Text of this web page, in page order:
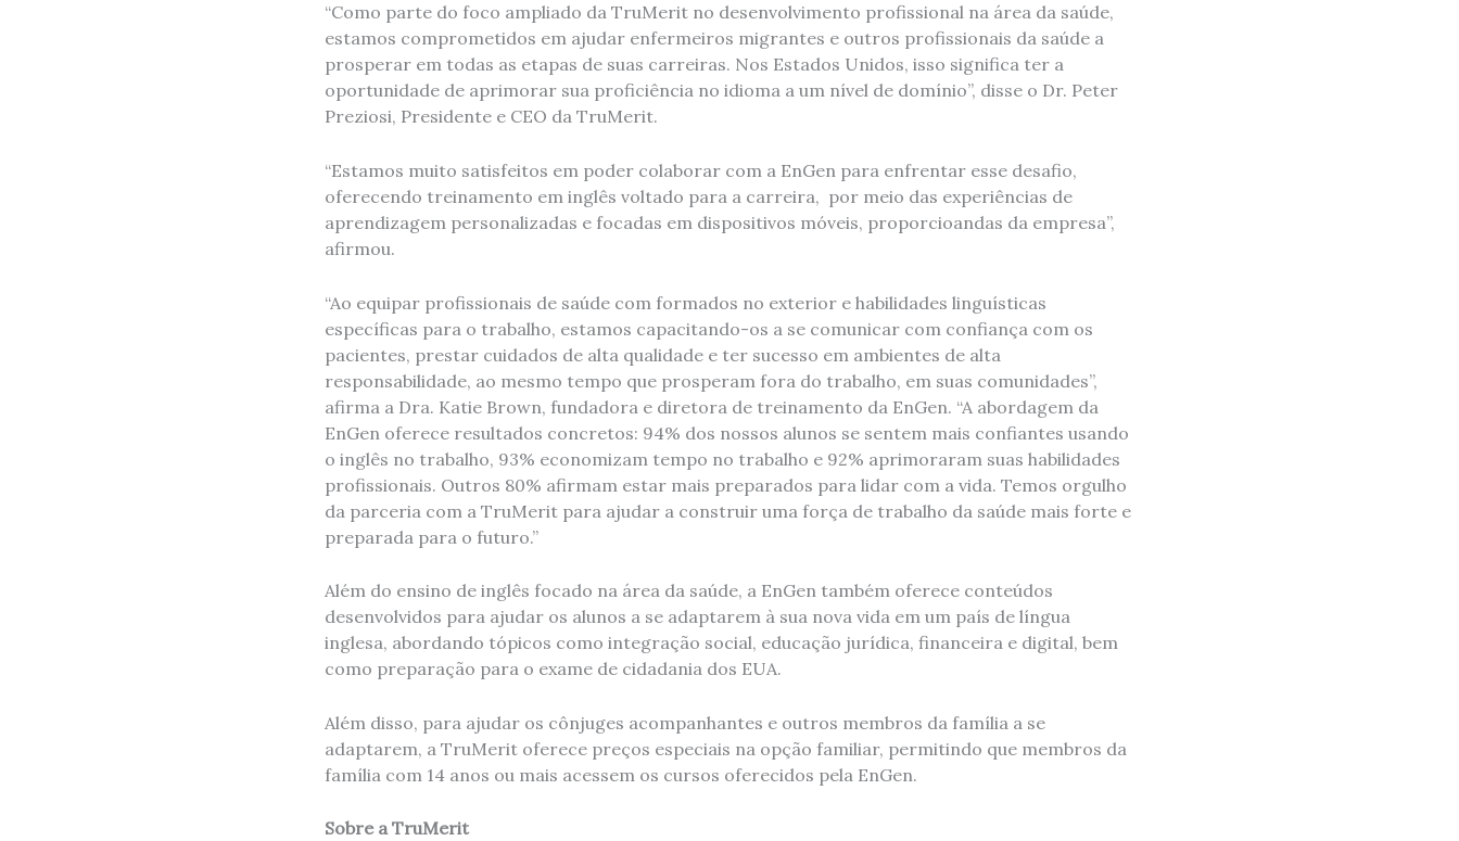
“Como parte do foco ampliado da TruMerit no desenvolvimento profissional na área da saúde,
estamos comprometidos em ajudar enfermeiros migrantes e outros profissionais da saúde a
prosperar em todas as etapas de suas carreiras. Nos Estados Unidos, isso significa ter a
oportunidade de aprimorar sua proficiência no idioma a um nível de domínio”, disse o Dr. Peter
Preziosi, Presidente e CEO da TruMerit.
“Estamos muito satisfeitos em poder colaborar com a EnGen para enfrentar esse desafio,
oferecendo treinamento em inglês voltado para a carreira, por meio das experiências de
aprendizagem personalizadas e focadas em dispositivos móveis, proporcioandas da empresa”,
afirmou.
“Ao equipar profissionais de saúde com formados no exterior e habilidades linguísticas
específicas para o trabalho, estamos capacitando-os a se comunicar com confiança com os
pacientes, prestar cuidados de alta qualidade e ter sucesso em ambientes de alta
responsabilidade, ao mesmo tempo que prosperam fora do trabalho, em suas comunidades”,
afirma a Dra. Katie Brown, fundadora e diretora de treinamento da EnGen. “A abordagem da
EnGen oferece resultados concretos: 94% dos nossos alunos se sentem mais confiantes usando
o inglês no trabalho, 93% economizam tempo no trabalho e 92% aprimoraram suas habilidades
profissionais. Outros 80% afirmam estar mais preparados para lidar com a vida. Temos orgulho
da parceria com a TruMerit para ajudar a construir uma força de trabalho da saúde mais forte e
preparada para o futuro.”
Além do ensino de inglês focado na área da saúde, a EnGen também oferece conteúdos
desenvolvidos para ajudar os alunos a se adaptarem à sua nova vida em um país de língua
inglesa, abordando tópicos como integração social, educação jurídica, financeira e digital, bem
como preparação para o exame de cidadania dos EUA.
Além disso, para ajudar os cônjuges acompanhantes e outros membros da família a se
adaptarem, a TruMerit oferece preços especiais na opção familiar, permitindo que membros da
família com 14 anos ou mais acessem os cursos oferecidos pela EnGen.
Sobre a TruMerit